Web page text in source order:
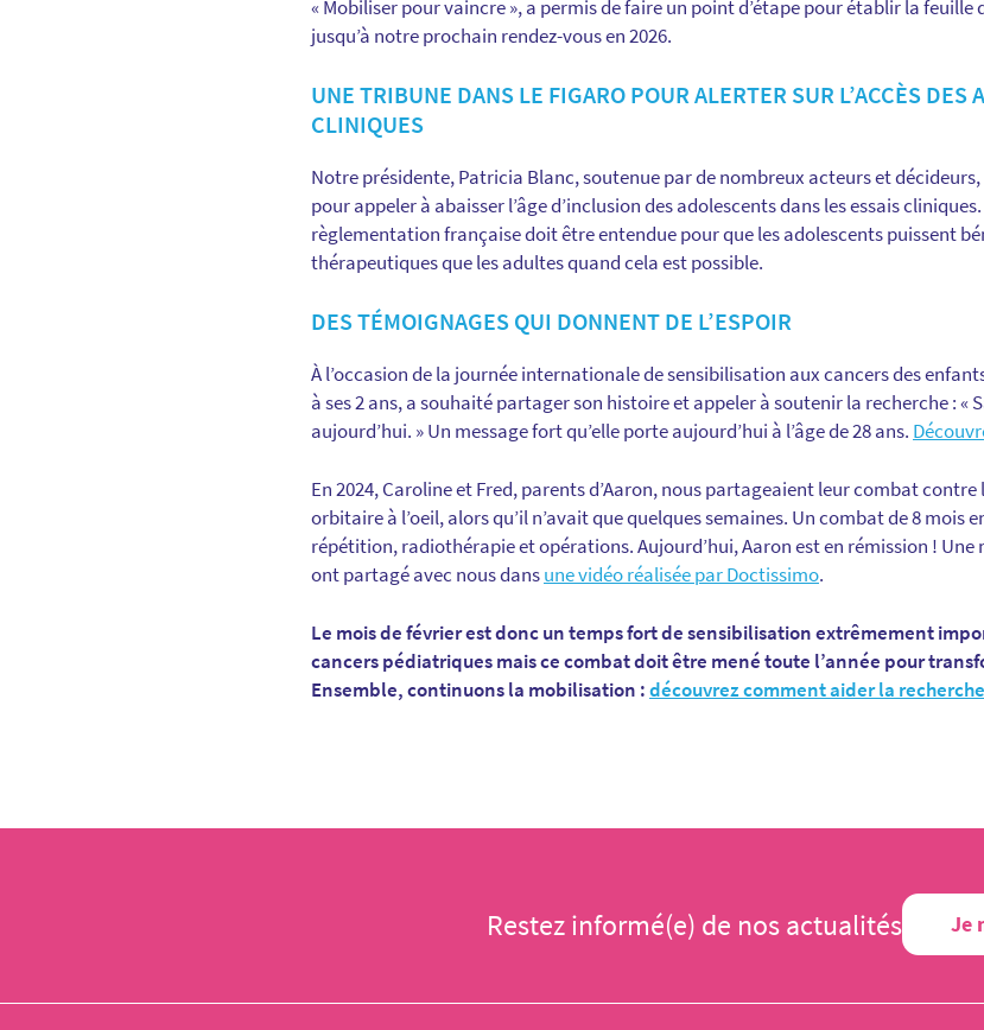
« Mobiliser pour vaincre », a permis de faire un point d’étape pour établir la feuille
jusqu’à notre prochain rendez-vous en 2026.
UNE TRIBUNE DANS LE FIGARO POUR ALERTER SUR L’ACCÈS DES
CLINIQUES
Notre présidente, Patricia Blanc, soutenue par de nombreux acteurs et décideurs,
pour appeler à abaisser l’âge d’inclusion des adolescents dans les essais
règlementation française doit être entendue pour que les adolescents puissent
thérapeutiques que les adultes quand cela est possible.
DES TÉMOIGNAGES QUI DONNENT DE L’ESPOIR
À l’occasion de la journée internationale de sensibilisation aux cancers des
à ses 2 ans, a souhaité partager son histoire et appeler à soutenir la recherche : «
aujourd’hui. » Un message fort qu’elle porte aujourd’hui à l’âge de 28 ans.
En 2024, Caroline et Fred, parents d’Aaron, nous partageaient leur combat
orbitaire à l’oeil, alors qu’il n’avait que quelques semaines. Un combat de 8 mois
répétition, radiothérapie et opérations. Aujourd’hui, Aaron est en rémission !
ont partagé avec nous dansune vidéo réalisée par Doctissimo.
Le mois de février est donc un temps fort de sensibilisation extrêmement
cancers pédiatriques mais ce combat doit être mené toute l’année pour
Ensemble, continuons la mobilisation :découvrez comment aider la
Restez informé(e) de nos actualités Je